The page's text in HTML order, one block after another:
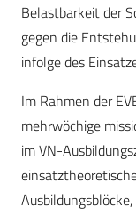
Belastbarkeit der
gegen die
infolge des
Im Rahmen der
mehrwöchige
im VN-